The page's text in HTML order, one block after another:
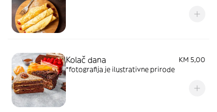
Kolač dana
KM 5,00
*fotografija je ilustrativne prirode